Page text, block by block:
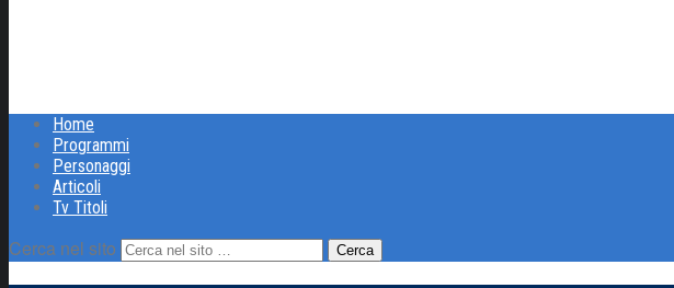
Home
Programmi
Personaggi
Articoli
Tv Titoli
Cerca nel sito